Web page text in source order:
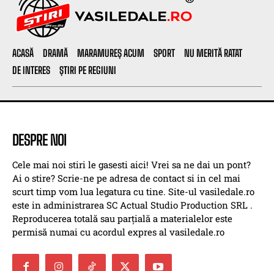
ACASĂ DRAMĂ MARAMUREȘ ACUM SPORT
NU MERITĂ RATAT
DE INTERES
ȘTIRI PE REGIUNI
DESPRE NOI
Cele mai noi stiri le gasesti aici! Vrei sa ne dai un pont?
Ai o stire? Scrie-ne pe adresa de contact si in cel mai
scurt timp vom lua legatura cu tine. Site-ul vasiledale.ro
este in administrarea SC Actual Studio Production SRL .
Reproducerea totală sau parțială a materialelor este
permisă numai cu acordul expres al vasiledale.ro